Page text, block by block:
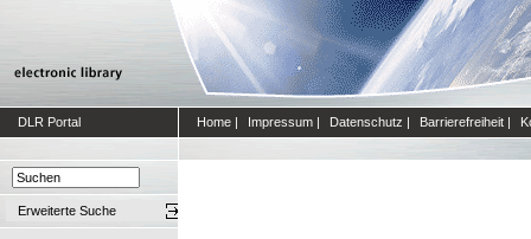
DLR Portal Home | Impressum | Datenschutz | Barrierefreiheit |
Erweiterte Suche